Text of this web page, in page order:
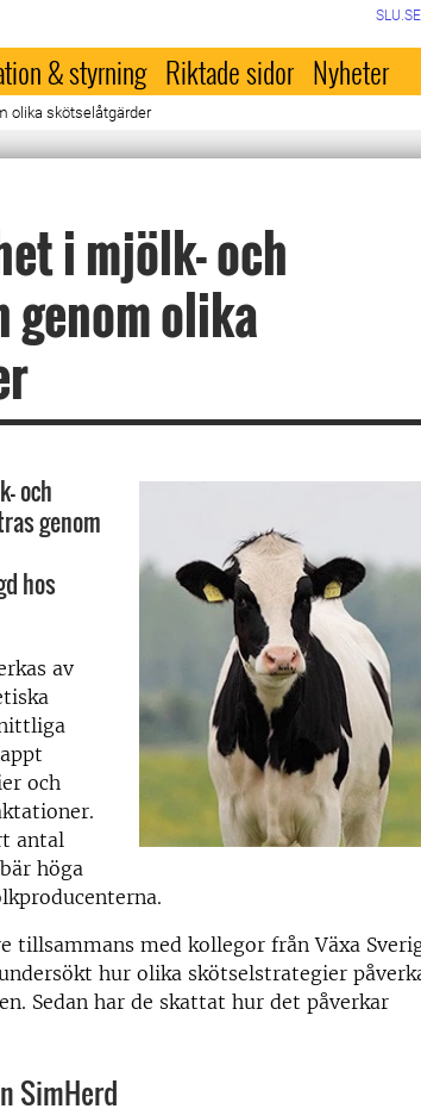
SLU.SE
& styrning Riktade sidor Nyheter
olika skötselåtgärder
i mjölk- och
olika
och
genom
hos
av
och
antal
höga
tillsammans med kollegor från Växa
hur olika skötselstrategier
Sedan har de skattat hur det påverkar
SimHerd